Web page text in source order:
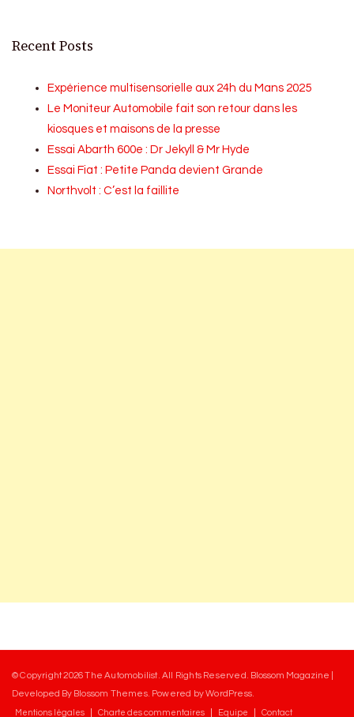
Recent Posts
Expérience multisensorielle aux 24h du Mans 2025
Le Moniteur Automobile fait son retour dans les
kiosques et maisons de la presse
Essai Abarth 600e : Dr Jekyll & Mr Hyde
Essai Fiat : Petite Panda devient Grande
Northvolt : C’est la faillite
© Copyright 2026The Automobilist. All Rights Reserved. Blossom Magazine |
Developed By Blossom Themes. Powered byWordPress
Mentions légales Charte des commentaires Equipe Contact